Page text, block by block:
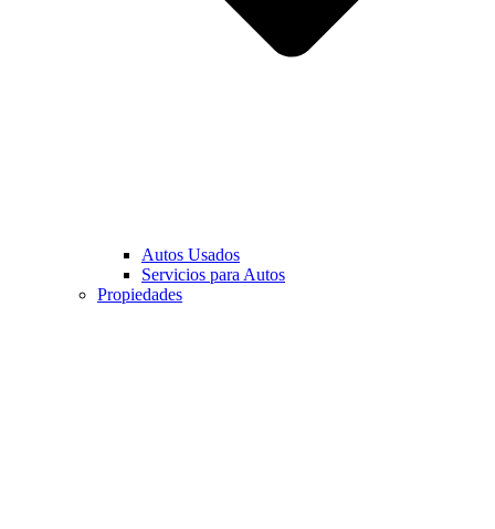
Autos Usados
Servicios para Autos
Propiedades